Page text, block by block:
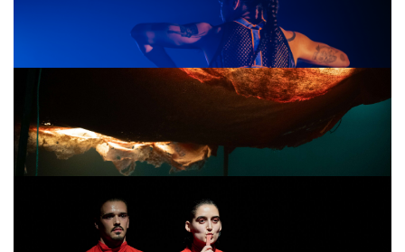
/ Eríc Amorim dos Santos
Krakatoa / Sara Santervás
Rubble King/ Duarte Valadares